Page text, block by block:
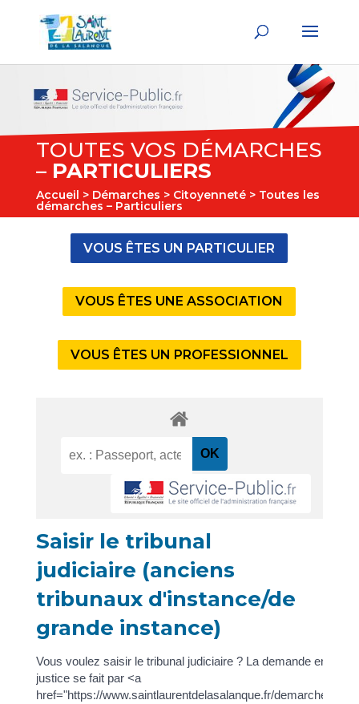
TOUTES VOS DÉMARCHES
– PARTICULIERS
Accueil > Démarches > Citoyenneté> Toutes les
démarches – Particuliers
VOUS ÊTES UN PARTICULIER
VOUS ÊTES UNE ASSOCIATION
VOUS ÊTES UN PROFESSIONNEL
Saisir le tribunal
judiciaire (anciens
tribunaux d'instance/de
grande instance)
Vous voulez saisir le tribunal judiciaire ? La demande en
justice se fait par <a
href="https://www.saintlaurentdelasalanque.fr/demarches/sp-